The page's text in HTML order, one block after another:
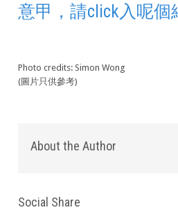
意甲，請click入呢個
Photo credits: Simon Wong
(圖片只供參考)
About the Author
Social Share